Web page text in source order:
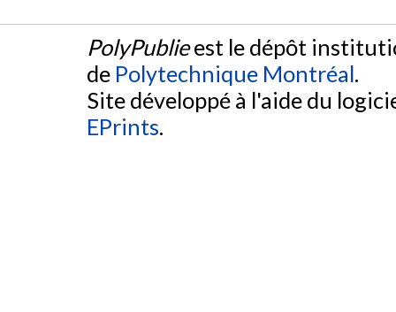
PolyPublieest le dépôt
de Polytechnique Montréal.
Site développé à l'aide du
EPrints.